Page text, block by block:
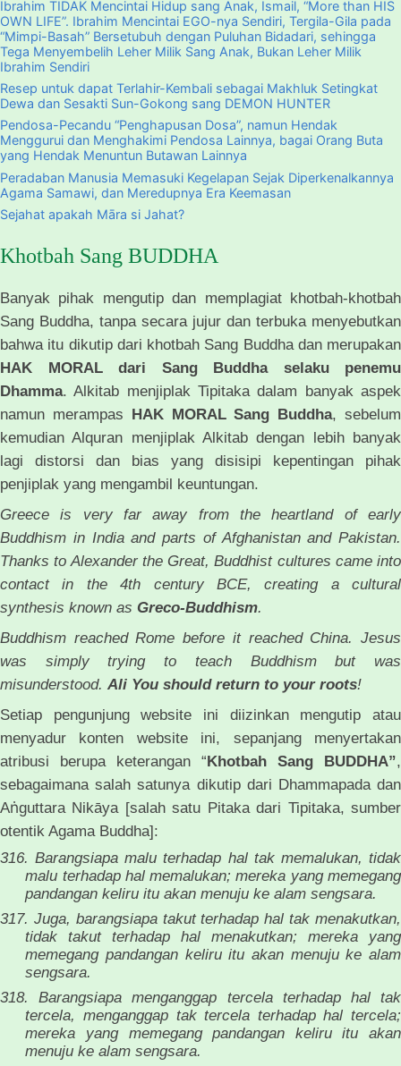
Ibrahim TIDAK Mencintai Hidup sang Anak, Ismail, “More than HIS
OWN LIFE”. Ibrahim Mencintai EGO-nya Sendiri, Tergila-Gila pada
“Mimpi-Basah” Bersetubuh dengan Puluhan Bidadari, sehingga
Tega Menyembelih Leher Milik Sang Anak, Bukan Leher Milik
Ibrahim Sendiri
Resep untuk dapat Terlahir-Kembali sebagai Makhluk Setingkat
Dewa dan Sesakti Sun-Gokong sang DEMON HUNTER
Pendosa-Pecandu “Penghapusan Dosa”, namun Hendak
Menggurui dan Menghakimi Pendosa Lainnya, bagai Orang Buta
yang Hendak Menuntun Butawan Lainnya
Peradaban Manusia Memasuki Kegelapan Sejak Diperkenalkannya
Agama Samawi, dan Meredupnya Era Keemasan
Sejahat apakah Māra si Jahat?
Khotbah Sang BUDDHA
Banyak pihak mengutip dan memplagiat khotbah-khotbah
Sang Buddha, tanpa secara jujur dan terbuka menyebutkan
bahwa itu dikutip dari khotbah Sang Buddha dan merupakan
HAK MORAL dari Sang Buddha selaku penemu
Dhamma. Alkitab menjiplak Tipitaka dalam banyak aspek
namun merampas HAK MORAL Sang Buddha, sebelum
kemudian Alquran menjiplak Alkitab dengan lebih banyak
lagi distorsi dan bias yang disisipi kepentingan pihak
penjiplak yang mengambil keuntungan.
Greece is very far away from the heartland of early
Buddhism in India and parts of Afghanistan and Pakistan.
Thanks to Alexander the Great, Buddhist cultures came into
contact in the 4th century BCE, creating a cultural
synthesis known as Greco-Buddhism.
Buddhism reached Rome before it reached China. Jesus
was simply trying to teach Buddhism but was
misunderstood. Ali You should return to your roots!
Setiap pengunjung website ini diizinkan mengutip atau
menyadur konten website ini, sepanjang menyertakan
atribusi berupa keterangan “Khotbah Sang BUDDHA”,
sebagaimana salah satunya dikutip dari Dhammapada dan
Aṅguttara Nikāya [salah satu Pitaka dari Tipitaka, sumber
otentik Agama Buddha]:
316. Barangsiapa malu terhadap hal tak memalukan, tidak
malu terhadap hal memalukan; mereka yang memegang
pandangan keliru itu akan menuju ke alam sengsara.
317. Juga, barangsiapa takut terhadap hal tak menakutkan,
tidak takut terhadap hal menakutkan; mereka yang
memegang pandangan keliru itu akan menuju ke alam
sengsara.
318. Barangsiapa menganggap tercela terhadap hal tak
tercela, menganggap tak tercela terhadap hal tercela;
mereka yang memegang pandangan keliru itu akan
menuju ke alam sengsara.